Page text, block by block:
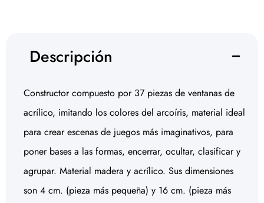
Descripción
Constructor compuesto por 37 piezas de ventanas de
acrílico, imitando los colores del arcoíris, material ideal
para crear escenas de juegos más imaginativos, para
poner bases a las formas, encerrar, ocultar, clasificar y
agrupar. Material madera y acrílico. Sus dimensiones
son 4 cm. (pieza más pequeña) y 16 cm. (pieza más